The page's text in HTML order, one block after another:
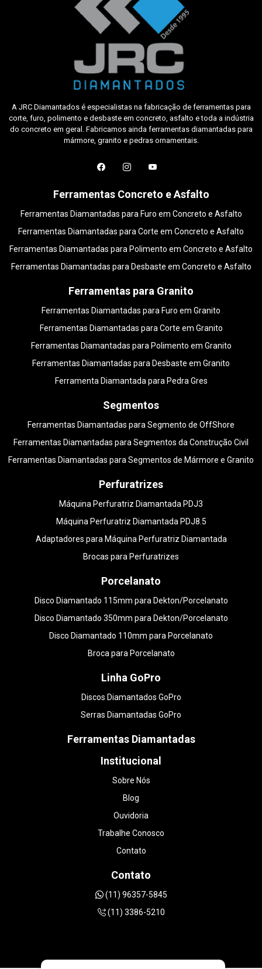
A JRC Diamantados é especialistas na fabricação de ferramentas para
corte, furo, polimento e desbaste em concreto, asfalto e toda a indústria
do concreto em geral. Fabricamos ainda ferramentas diamantadas para
mármore, granito e pedras ornamentais.
Ferramentas Concreto e Asfalto
Ferramentas Diamantadas para Furo em Concreto e Asfalto
Ferramentas Diamantadas para Corte em Concreto e Asfalto
Ferramentas Diamantadas para Polimento em Concreto e Asfalto
Ferramentas Diamantadas para Desbaste em Concreto e Asfalto
Ferramentas para Granito
Ferramentas Diamantadas para Furo em Granito
Ferramentas Diamantadas para Corte em Granito
Ferramentas Diamantadas para Polimento em Granito
Ferramentas Diamantadas para Desbaste em Granito
Ferramenta Diamantada para Pedra Gres
Segmentos
Ferramentas Diamantadas para Segmento de OffShore
Ferramentas Diamantadas para Segmentos da Construção Civil
Ferramentas Diamantadas para Segmentos de Mármore e Granito
Perfuratrizes
Máquina Perfuratriz Diamantada PDJ3
Máquina Perfuratriz Diamantada PDJ8.5
Adaptadores para Máquina Perfuratriz Diamantada
Brocas para Perfuratrizes
Porcelanato
Disco Diamantado 115mm para Dekton/Porcelanato
Disco Diamantado 350mm para Dekton/Porcelanato
Disco Diamantado 110mm para Porcelanato
Broca para Porcelanato
Linha GoPro
Discos Diamantados GoPro
Serras Diamantadas GoPro
Ferramentas Diamantadas
Institucional
Sobre Nós
Blog
Ouvidoria
Trabalhe Conosco
Contato
Contato
(11) 96357-5845
(11) 3386-5210